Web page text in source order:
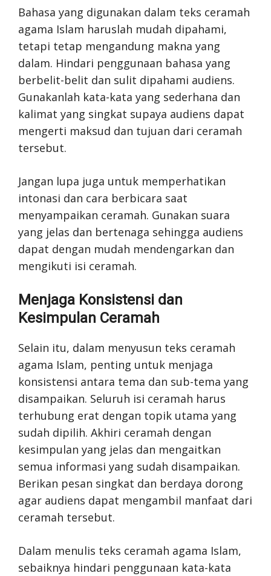
Bahasa yang digunakan dalam teks ceramah
agama Islam haruslah mudah dipahami,
tetapi tetap mengandung makna yang
dalam. Hindari penggunaan bahasa yang
berbelit-belit dan sulit dipahami audiens.
Gunakanlah kata-kata yang sederhana dan
kalimat yang singkat supaya audiens dapat
mengerti maksud dan tujuan dari ceramah
tersebut.
Jangan lupa juga untuk memperhatikan
intonasi dan cara berbicara saat
menyampaikan ceramah. Gunakan suara
yang jelas dan bertenaga sehingga audiens
dapat dengan mudah mendengarkan dan
mengikuti isi ceramah.
Menjaga Konsistensi dan
Kesimpulan Ceramah
Selain itu, dalam menyusun teks ceramah
agama Islam, penting untuk menjaga
konsistensi antara tema dan sub-tema yang
disampaikan. Seluruh isi ceramah harus
terhubung erat dengan topik utama yang
sudah dipilih. Akhiri ceramah dengan
kesimpulan yang jelas dan mengaitkan
semua informasi yang sudah disampaikan.
Berikan pesan singkat dan berdaya dorong
agar audiens dapat mengambil manfaat dari
ceramah tersebut.
Dalam menulis teks ceramah agama Islam,
sebaiknya hindari penggunaan kata-kata